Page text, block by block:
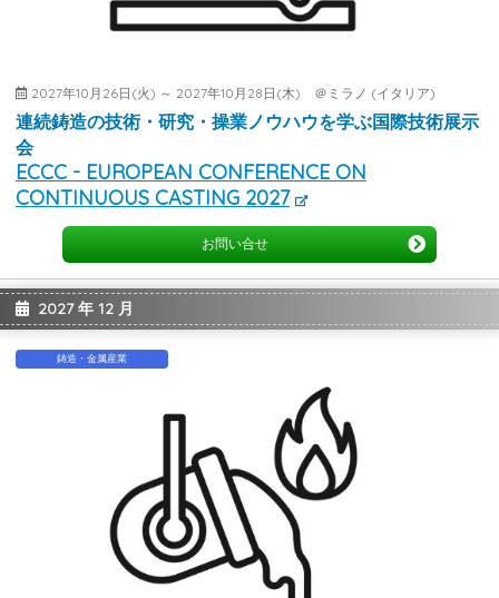
2027年10月26日(火) ～ 2027年10月28日(木) ＠ミラノ (イタリア)
連続鋳造の技術・研究・操業ノウハウを学ぶ国際技術展示
会
ECCC - EUROPEAN CONFERENCE ON
CONTINUOUS CASTING 2027
お問い合せ
2027 年 12 月
鋳造・金属産業